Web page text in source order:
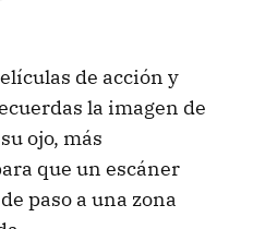
de acción y
la imagen de
ojo, más
que un escáner
paso a una zona